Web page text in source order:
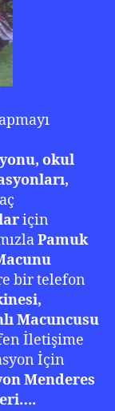
okul
için
Pamuk
bir telefon
Macuncusu
İletişime
İçin
Menderes